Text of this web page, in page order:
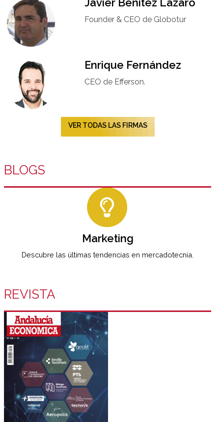
Founder & CEO de Globotur​
Enrique Fernández
CEO de Efferson.
VER TODAS LAS FIRMAS
BLOGS
Marketing
Descubre las últimas tendencias en mercadotecnia.
REVISTA